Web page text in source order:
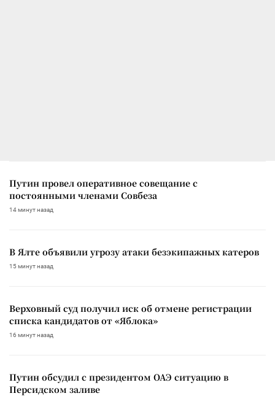
Путин провел оперативное совещание с
постоянными членами Совбеза
14 минут назад
В Ялте объявили угрозу атаки безэкипажных катеров
15 минут назад
Верховный суд получил иск об отмене регистрации
списка кандидатов от «Яблока»
16 минут назад
Путин обсудил с президентом ОАЭ ситуацию в
Персидском заливе